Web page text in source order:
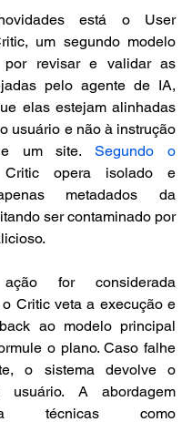
está o User
um segundo modelo
por revisar e validar as
pelo agente de IA,
elas estejam alinhadas
usuário e não à instrução
um site. Segundo o
opera isolado e
metadados da
ser contaminado por
for considerada
Critic veta a execução e
ao modelo principal
o plano. Caso falhe
o sistema devolve o
usuário. A abordagem